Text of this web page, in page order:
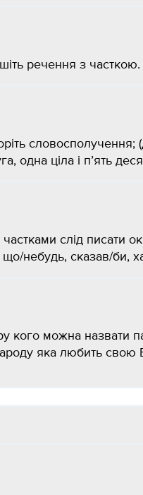
речення з
словосполучення;
одна ціла і п’ять
слід писати
небудь, сказав/би,
кого можна назвати
яка любить свою